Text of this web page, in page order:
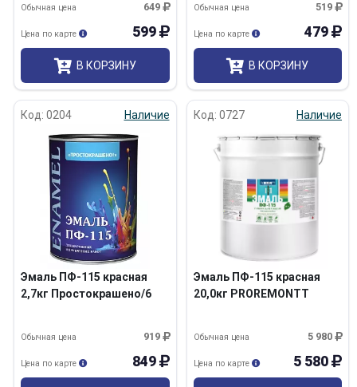
649
Обычная цена
599
Цена по карте
В КОРЗИНУ
519
Обычная цена
479
Цена по карте
В КОРЗИНУ
Код: 0204 Наличие
Эмаль ПФ-115 красная
2,7кг Простокрашено/6
919
Обычная цена
849
Цена по карте
Код: 0727 Наличие
Эмаль ПФ-115 красная
20,0кг PROREMONTT
5 980
Обычная цена
5 580
Цена по карте